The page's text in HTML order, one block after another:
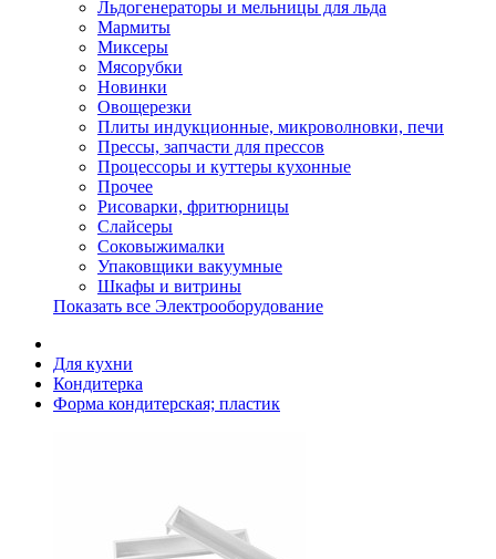
Льдогенераторы и мельницы для льда
Мармиты
Миксеры
Мясорубки
Новинки
Овощерезки
Плиты индукционные, микроволновки, печи
Прессы, запчасти для прессов
Процессоры и куттеры кухонные
Прочее
Рисоварки, фритюрницы
Слайсеры
Соковыжималки
Упаковщики вакуумные
Шкафы и витрины
Показать все Электрооборудование
Для кухни
Кондитерка
Форма кондитерская; пластик